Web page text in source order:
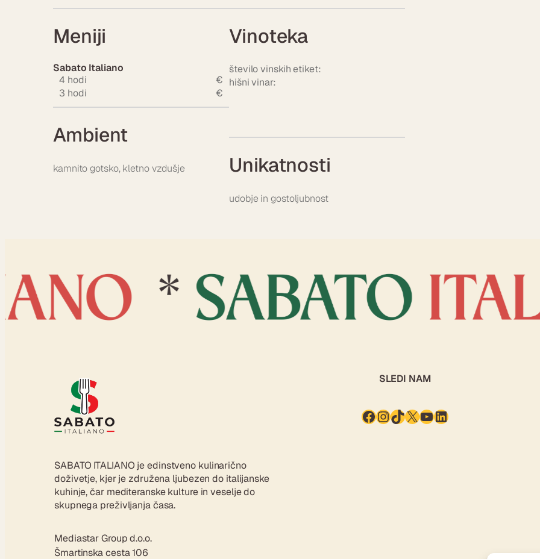
Meniji
Sabato Italiano
4 hodi
3 hodi
€
€
Ambient
kamnito gotsko, kletno vzdušje
Vinoteka
število vinskih etiket:
hišni vinar:
Unikatnosti
udobje in gostoljubnost
SABATO ITALIANO je edinstveno kulinarično
doživetje, kjer je združena ljubezen do italijanske
kuhinje, čar mediteranske kulture in veselje do
skupnega preživljanja časa.
Mediastar Group d.o.o.
Šmartinska cesta 106
SLEDI NAM
Facebook InstagramTikTok X YouTube LinkedIn